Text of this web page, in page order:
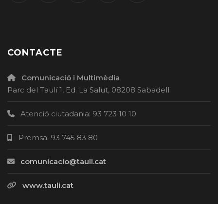
CONTACTE
Comunicació i Multimèdia
Parc del Taulí 1, Ed. La Salut, 08208 Sabadell
Atenció ciutadania: 93 723 10 10
Premsa: 93 745 83 80
comunicacio@tauli.cat
www.tauli.cat